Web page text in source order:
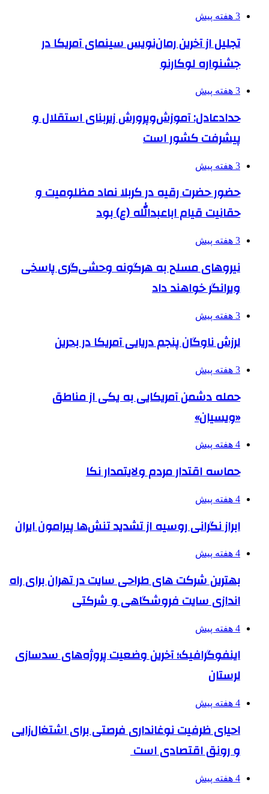
3 هفته پیش
تجلیل از آخرین رمان‌نویس سینمای آمریکا در
جشنواره لوکارنو
3 هفته پیش
حدادعادل: آموزش‌وپرورش زیربنای استقلال و
پیشرفت کشور است
3 هفته پیش
حضور حضرت رقیه در کربلا نماد مظلومیت و
حقانیت قیام اباعبدالله (ع) بود
3 هفته پیش
نیروهای مسلح به هرگونه وحشی‌گری پاسخی
ویرانگر خواهند داد
3 هفته پیش
لرزش ناوگان پنجم دریایی آمریکا در بحرین
3 هفته پیش
حمله دشمن آمریکایی به یکی از مناطق
«ویسیان»
4 هفته پیش
حماسه اقتدار مردم ولایتمدار نکا
4 هفته پیش
ابراز نگرانی روسیه از تشدید تنش‌ها پیرامون ایران
4 هفته پیش
بهترین شرکت های طراحی سایت در تهران برای راه
اندازی سایت فروشگاهی و شرکتی
4 هفته پیش
اینفوگرافیک؛ آخرین وضعیت پروژه‌های سدسازی
لرستان
4 هفته پیش
احیای ظرفیت نوغانداری فرصتی برای اشتغال‌زایی
و رونق اقتصادی است
4 هفته پیش